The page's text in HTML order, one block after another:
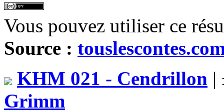
Vous pouvez utiliser ce
Source :
KHM 021 - Cendrillon |
Grimm